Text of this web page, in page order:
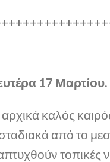
17 Μαρτίου.
καλός
από το
τοπικές